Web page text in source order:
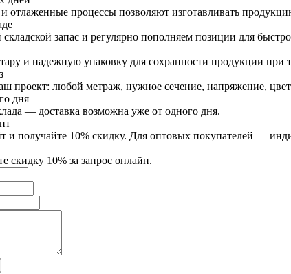
отлаженные процессы позволяют изготавливать
запас и регулярно пополняем позиции для
и надежную упаковку для сохранности продукции при
проект: любой метраж, нужное сечение, напряжение,
дня
— доставка возможна уже от одного дня.
и получайте 10% скидку. Для оптовых покупателей —
скидку 10% за запрос онлайн.